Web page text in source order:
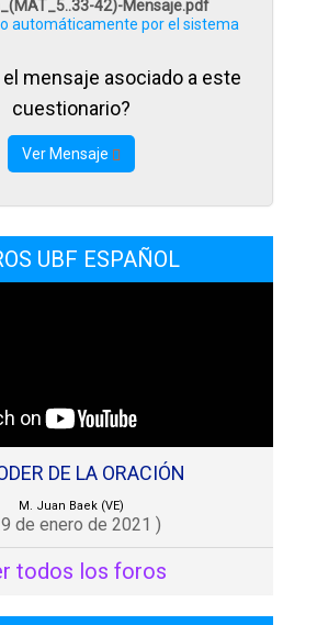
42)-Mensaje.pdf
automáticamente por el sistema
el mensaje asociado a este
cuestionario?
Ver Mensaje
UBF ESPAÑOL
DE LA ORACIÓN
M. Juan Baek (VE)
de enero de 2021 )
todos los foros